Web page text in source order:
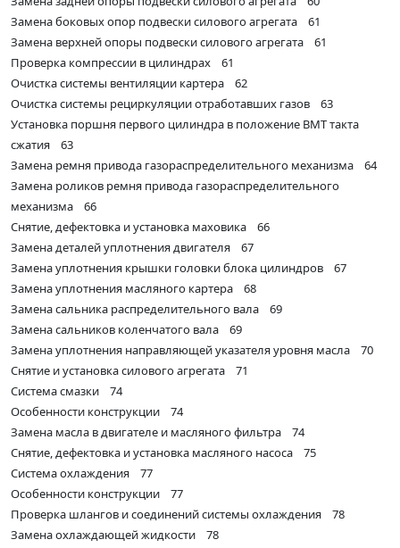
Замена боковых опор подвески силового агрегата 61
Замена верхней опоры подвески силового агрегата 61
Проверка компрессии в цилиндрах 61
Очистка системы вентиляции картера 62
Очистка системы рециркуляции отработавших газов 63
Установка поршня первого цилиндра в положение ВМТ такта
сжатия 63
Замена ремня привода газораспределительного механизма 64
Замена роликов ремня привода газораспределительного
механизма 66
Снятие, дефектовка и установка маховика 66
Замена деталей уплотнения двигателя 67
Замена уплотнения крышки головки блока цилиндров 67
Замена уплотнения масляного картера 68
Замена сальника распределительного вала 69
Замена сальников коленчатого вала 69
Замена уплотнения направляющей указателя уровня масла 70
Снятие и установка силового агрегата 71
Система смазки 74
Особенности конструкции 74
Замена масла в двигателе и масляного фильтра 74
Снятие, дефектовка и установка масляного насоса 75
Система охлаждения 77
Особенности конструкции 77
Проверка шлангов и соединений системы охлаждения 78
Замена охлаждающей жидкости 78